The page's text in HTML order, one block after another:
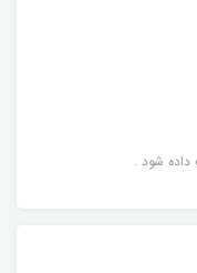
داده شود .